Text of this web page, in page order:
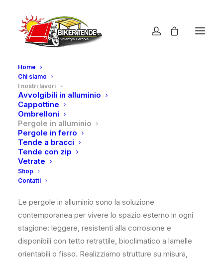
Home
Chi siamo
I nostri lavori
Avvolgibili in alluminio
Cappottine
Ombrelloni
Pergole in alluminio
Pergole in ferro
Tende a bracci
Tende con zip
Vetrate
Shop
Contatti
Pergole
alluminio
Le pergole in alluminio sono la soluzione
contemporanea per vivere lo spazio esterno in ogni
stagione: leggere, resistenti alla corrosione e
disponibili con tetto retrattile, bioclimatico a lamelle
orientabili o fisso. Realizziamo strutture su misura,